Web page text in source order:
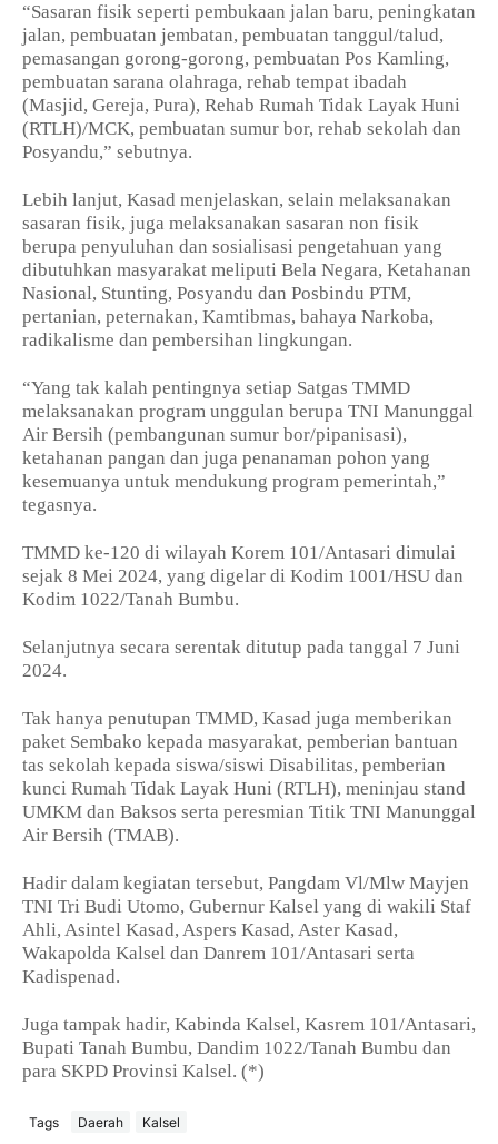
“Sasaran fisik seperti pembukaan jalan baru, peningkatan
jalan, pembuatan jembatan, pembuatan tanggul/talud,
pemasangan gorong-gorong, pembuatan Pos Kamling,
pembuatan sarana olahraga, rehab tempat ibadah
(Masjid, Gereja, Pura), Rehab Rumah Tidak Layak Huni
(RTLH)/MCK, pembuatan sumur bor, rehab sekolah dan
Posyandu,” sebutnya.
Lebih lanjut, Kasad menjelaskan, selain melaksanakan
sasaran fisik, juga melaksanakan sasaran non fisik
berupa penyuluhan dan sosialisasi pengetahuan yang
dibutuhkan masyarakat meliputi Bela Negara, Ketahanan
Nasional, Stunting, Posyandu dan Posbindu PTM,
pertanian, peternakan, Kamtibmas, bahaya Narkoba,
radikalisme dan pembersihan lingkungan.
“Yang tak kalah pentingnya setiap Satgas TMMD
melaksanakan program unggulan berupa TNI Manunggal
Air Bersih (pembangunan sumur bor/pipanisasi),
ketahanan pangan dan juga penanaman pohon yang
kesemuanya untuk mendukung program pemerintah,”
tegasnya.
TMMD ke-120 di wilayah Korem 101/Antasari dimulai
sejak 8 Mei 2024, yang digelar di Kodim 1001/HSU dan
Kodim 1022/Tanah Bumbu.
Selanjutnya secara serentak ditutup pada tanggal 7 Juni
2024.
Tak hanya penutupan TMMD, Kasad juga memberikan
paket Sembako kepada masyarakat, pemberian bantuan
tas sekolah kepada siswa/siswi Disabilitas, pemberian
kunci Rumah Tidak Layak Huni (RTLH), meninjau stand
UMKM dan Baksos serta peresmian Titik TNI Manunggal
Air Bersih (TMAB).
Hadir dalam kegiatan tersebut, Pangdam Vl/Mlw Mayjen
TNI Tri Budi Utomo, Gubernur Kalsel yang di wakili Staf
Ahli, Asintel Kasad, Aspers Kasad, Aster Kasad,
Wakapolda Kalsel dan Danrem 101/Antasari serta
Kadispenad.
Juga tampak hadir, Kabinda Kalsel, Kasrem 101/Antasari,
Bupati Tanah Bumbu, Dandim 1022/Tanah Bumbu dan
para SKPD Provinsi Kalsel. (*)
Tags Daerah Kalsel